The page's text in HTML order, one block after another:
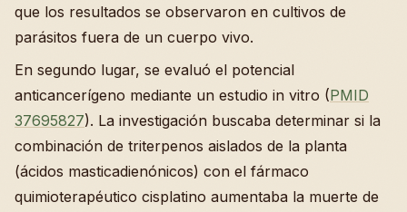
que los resultados se observaron en cultivos de
parásitos fuera de un cuerpo vivo.
En segundo lugar, se evaluó el potencial
anticancerígeno mediante un estudio in vitro (PMID
37695827). La investigación buscaba determinar si la
combinación de triterpenos aislados de la planta
(ácidos masticadienónicos) con el fármaco
quimioterapéutico cisplatino aumentaba la muerte de